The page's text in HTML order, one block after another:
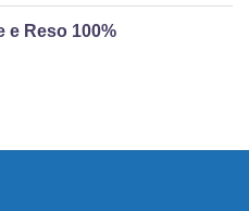
e Reso 100%